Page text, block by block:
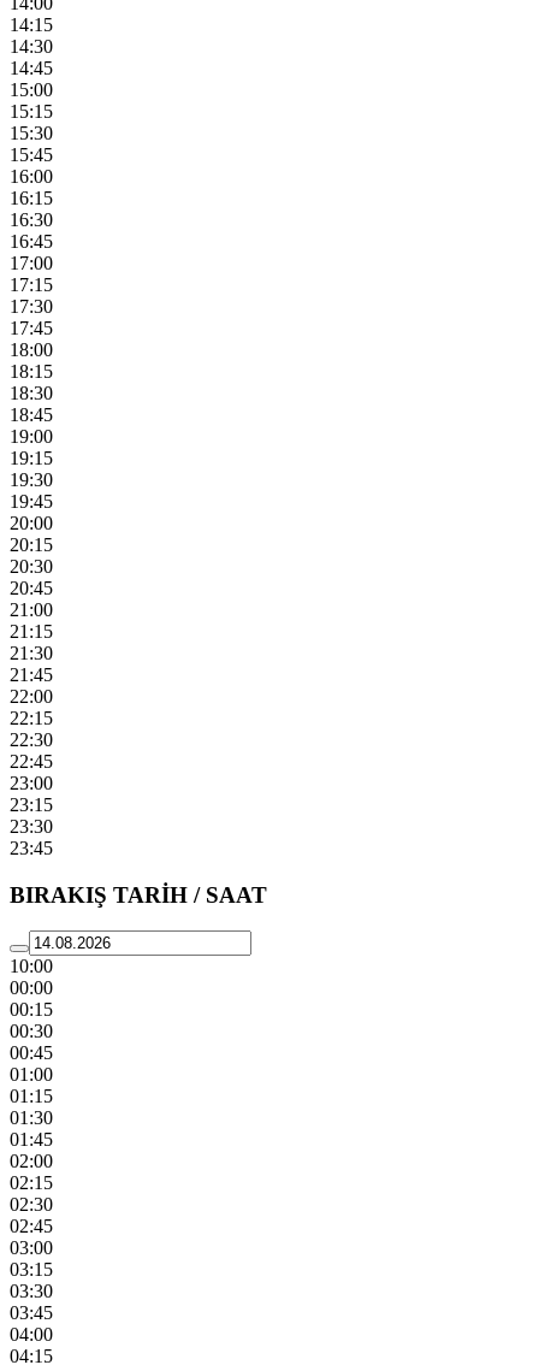
14:15
14:30
14:45
15:00
15:15
15:30
15:45
16:00
16:15
16:30
16:45
17:00
17:15
17:30
17:45
18:00
18:15
18:30
18:45
19:00
19:15
19:30
19:45
20:00
20:15
20:30
20:45
21:00
21:15
21:30
21:45
22:00
22:15
22:30
22:45
23:00
23:15
23:30
23:45
BIRAKIŞ TARİH / SAAT
10:00
00:00
00:15
00:30
00:45
01:00
01:15
01:30
01:45
02:00
02:15
02:30
02:45
03:00
03:15
03:30
03:45
04:00
04:15